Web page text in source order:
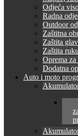
Odjeća
Radna
Outdoor
Zaštitna
Zaštita
Zaštita ruku
Oprema
Dodatna
Auto i moto